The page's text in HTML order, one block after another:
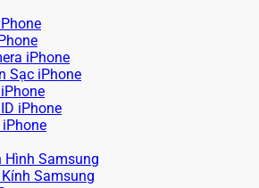
iPhone
Sạc iPhone
iPhone
Hình Samsung
Samsung